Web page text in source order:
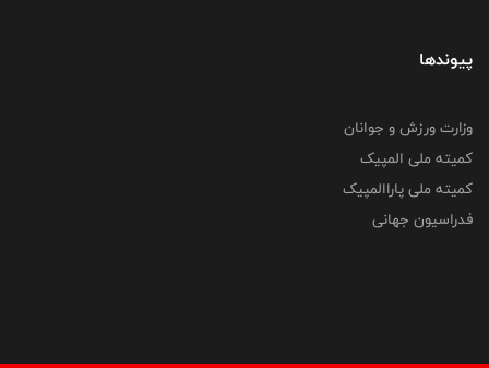
پیوندها
وزارت ورزش و جوانان
کمیته ملی المپیک
کمیته ملی پاراالمپیک
فدراسیون جهانی